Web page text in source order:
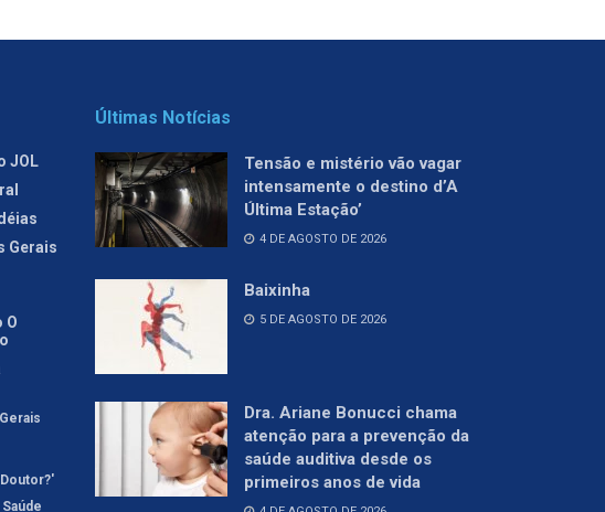
JOL
Gerais
O
Últimas Notícias
Tensão e mistério vão vagar
intensamente o destino d’A
Última Estação’
4 DE AGOSTO DE 2026
Baixinha
5 DE AGOSTO DE 2026
Dra. Ariane Bonucci chama
atenção para a prevenção da
saúde auditiva desde os
primeiros anos de vida